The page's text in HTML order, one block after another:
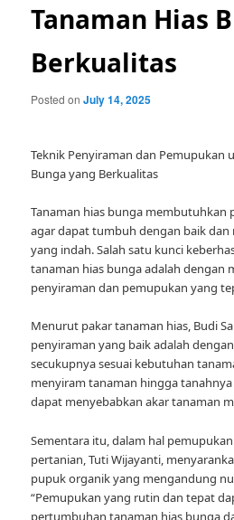
Tanaman Hias
Berkualitas
Posted onJuly 14, 2025
Teknik Penyiraman dan Pemupukan
Bunga yang Berkualitas
Tanaman hias bunga membutuhkan
agar dapat tumbuh dengan baik
yang indah. Salah satu kunci
tanaman hias bunga adalah dengan
penyiraman dan pemupukan yang
Menurut pakar tanaman hias, Budi
penyiraman yang baik adalah
secukupnya sesuai kebutuhan
menyiram tanaman hingga
dapat menyebabkan akar tanaman
Sementara itu, dalam hal
pertanian, Tuti Wijayanti,
pupuk organik yang mengandung
“Pemupukan yang rutin dan tepat
pertumbuhan tanaman hias bunga